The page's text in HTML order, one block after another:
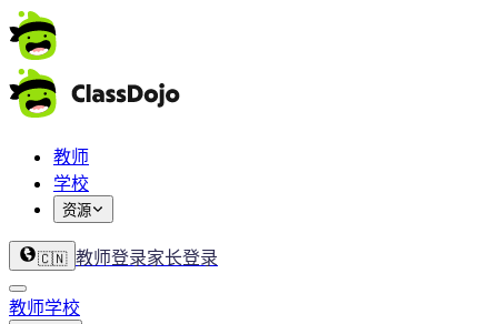
教师
学校
资源
🇨🇳 教师登录家长登录
教师学校